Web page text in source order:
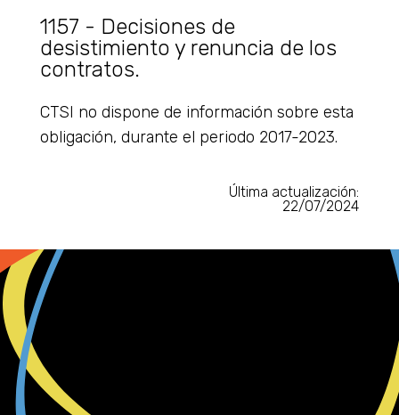
1157 - Decisiones de
desistimiento y renuncia de los
contratos.
CTSI no dispone de información sobre esta
obligación, durante el periodo 2017-2023.
Última actualización:
22/07/2024